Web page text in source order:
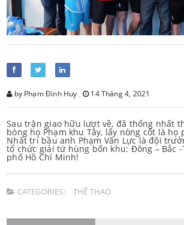
by Phạm Đình Huy , 14 Tháng 4, 2021
Sau trận giao hữu lượt về, đã thống nhất
bóng họ Phạm khu Tây, lấy nòng cốt là họ
Nhất trí bầu anh Phạm Văn Lực là đội
tổ chức giải tứ hùng bốn khu: Đông – Bắc -
phố Hồ Chí Minh!
CATEGORIES: THỂ THAO